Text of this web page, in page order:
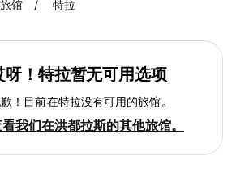
馆 特拉
呀！特拉暂无可用选项
！目前在特拉没有可用的旅馆。
我们在洪都拉斯的其他旅馆。